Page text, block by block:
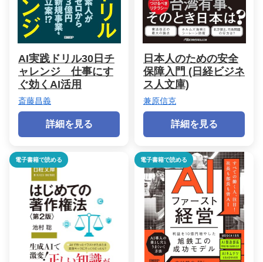
AI実践ドリル30日チ
ャレンジ 仕事にす
ぐ効くAI活用
斎藤昌義
詳細を見る
日本人のための安全
保障入門 (日経ビジネ
ス人文庫)
兼原信克
詳細を見る
電子書籍で読める 電子書籍で読める